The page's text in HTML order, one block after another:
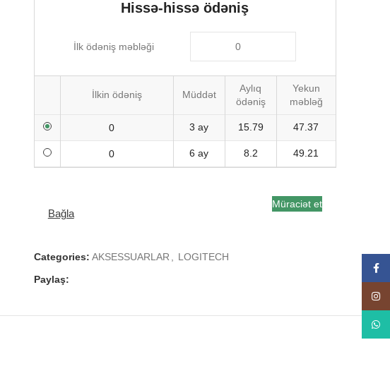
Hissə-hissə ödəniş
İlk ödəniş məbləği
İlkin ödəniş Müddət
Aylıq
ödəniş
Yekun
məbləğ
3 ay 15.79 47.37
6 ay 8.2 49.21
Bağla
Müraciət et
Categories: AKSESSUARLAR
LOGITECH
Paylaş: